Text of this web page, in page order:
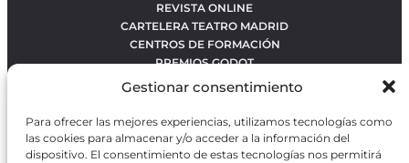
Gestionar consentimiento
Para ofrecer las mejores experiencias, utilizamos tecnologías como
las cookies para almacenar y/o acceder a la información del
dispositivo. El consentimiento de estas tecnologías nos permitirá
REVISTA ONLINE
CARTELERA TEATRO MADRID
CENTROS DE FORMACIÓN
PREMIOS GODOT
CONTACTO
OBRAS MÁS VOTADAS
RANKING MEJORES OBRAS